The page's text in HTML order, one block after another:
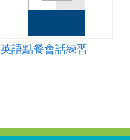
英語點餐會話練習